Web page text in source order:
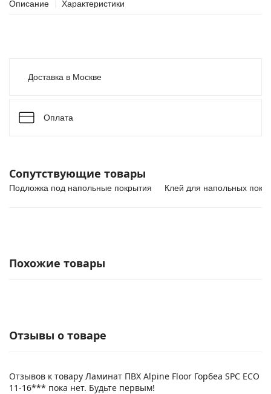
Описание Характеристики
Доставка в Москве
Оплата
Сопутствующие товары
Подложка под напольные покрытия Клей для напольных
Похожие товары
Отзывы о товаре
Отзывов к товару Ламинат ПВХ Alpine Floor Горбеа SPC ЕСО
11-16*** пока нет. Будьте первым!